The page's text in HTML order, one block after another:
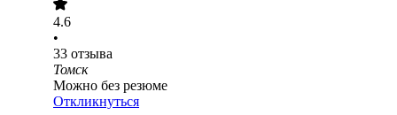
4.6
•
33 отзыва
Томск
Можно без резюме
Откликнуться